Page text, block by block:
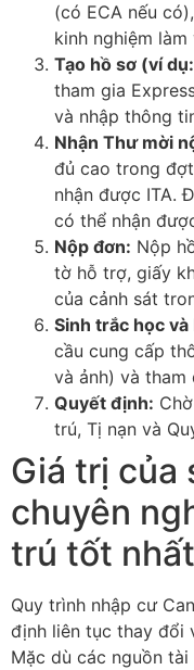
(có ECA nếu
kinh nghiệm
Tạo hồ sơ (ví
tham gia
và nhập thông
Nhận Thư mời
đủ cao trong
nhận được ITA.
có thể nhận
Nộp đơn: Nộp
tờ hỗ trợ, giấy
của cảnh sát
Sinh trắc học và
cầu cung cấp
và ảnh) và tham
Quyết định:
trú, Tị nạn và
Giá trị của
chuyên
trú tốt
Quy trình nhập cư
định liên tục thay đổi
Mặc dù các nguồn